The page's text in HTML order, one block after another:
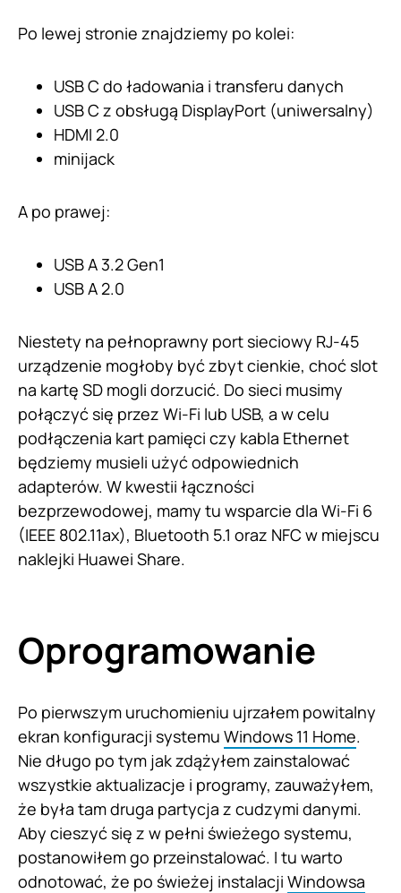
Po lewej stronie znajdziemy po kolei:
USB C do ładowania i transferu danych
USB C z obsługą DisplayPort (uniwersalny)
HDMI 2.0
minijack
A po prawej:
USB A 3.2 Gen1
USB A 2.0
Niestety na pełnoprawny port sieciowy RJ-45
urządzenie mogłoby być zbyt cienkie, choć slot
na kartę SD mogli dorzucić. Do sieci musimy
połączyć się przez Wi-Fi lub USB, a w celu
podłączenia kart pamięci czy kabla Ethernet
będziemy musieli użyć odpowiednich
adapterów. W kwestii łączności
bezprzewodowej, mamy tu wsparcie dla Wi-Fi 6
(IEEE 802.11ax), Bluetooth 5.1 oraz NFC w miejscu
naklejki Huawei Share.
Oprogramowanie
Po pierwszym uruchomieniu ujrzałem powitalny
ekran konfiguracji systemu Windows 11 Home.
Nie długo po tym jak zdążyłem zainstalować
wszystkie aktualizacje i programy, zauważyłem,
że była tam druga partycja z cudzymi danymi.
Aby cieszyć się z w pełni świeżego systemu,
postanowiłem go przeinstalować. I tu warto
odnotować, że po świeżej instalacji Windowsa